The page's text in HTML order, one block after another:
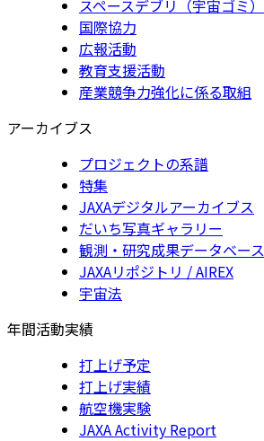
スペースデブリ（宇宙ゴミ
国際協力
広報活動
教育支援活動
産業競争力強化に係る取組
アーカイブス
プロジェクトの系譜
特集
JAXAデジタルアーカイブス
だいち写真ギャラリー
観測・研究成果データベース
JAXAリポジトリ / AIREX
宇宙法
年間活動実績
打上げ予定
打上げ実績
航空機実験
JAXA Activity Report